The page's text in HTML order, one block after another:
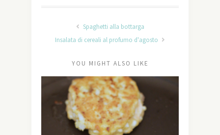
Spaghetti alla bottarga
Insalata di cereali al profumo d'agosto
YOU MIGHT ALSO LIKE